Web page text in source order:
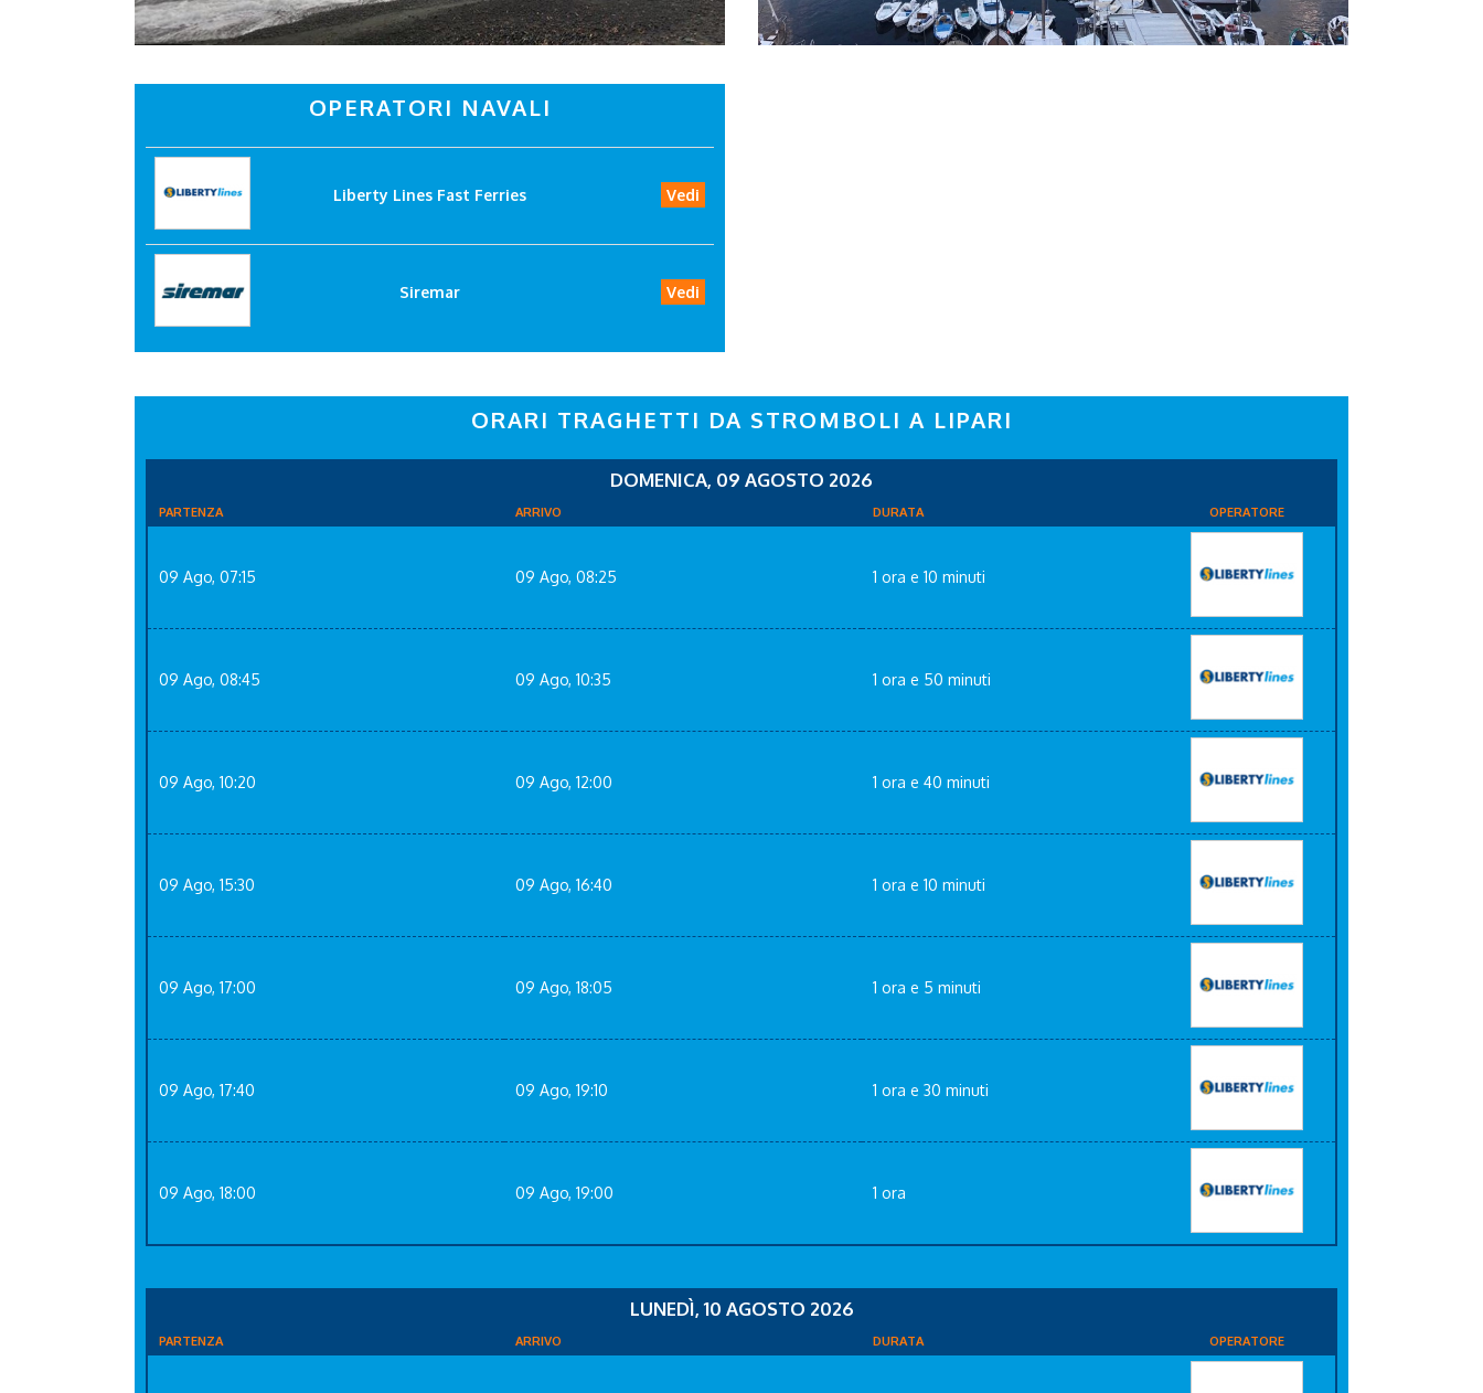
OPERATORI NAVALI
Liberty Lines Fast Ferries Vedi
Siremar Vedi
ORARI TRAGHETTI DA STROMBOLI A LIPARI
DOMENICA, 09 AGOSTO 2026
PARTENZA ARRIVO DURATA OPERATORE
09 Ago, 07:15 09 Ago, 08:25 1 ora e 10 minuti
09 Ago, 08:45 09 Ago, 10:35 1 ora e 50 minuti
09 Ago, 10:20 09 Ago, 12:00 1 ora e 40 minuti
09 Ago, 15:30 09 Ago, 16:40 1 ora e 10 minuti
09 Ago, 17:00 09 Ago, 18:05 1 ora e 5 minuti
09 Ago, 17:40 09 Ago, 19:10 1 ora e 30 minuti
09 Ago, 18:00 09 Ago, 19:00 1 ora
LUNEDÌ, 10 AGOSTO 2026
PARTENZA ARRIVO DURATA OPERATORE